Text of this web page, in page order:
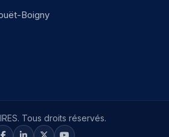
Boigny
Tous droits réservés.